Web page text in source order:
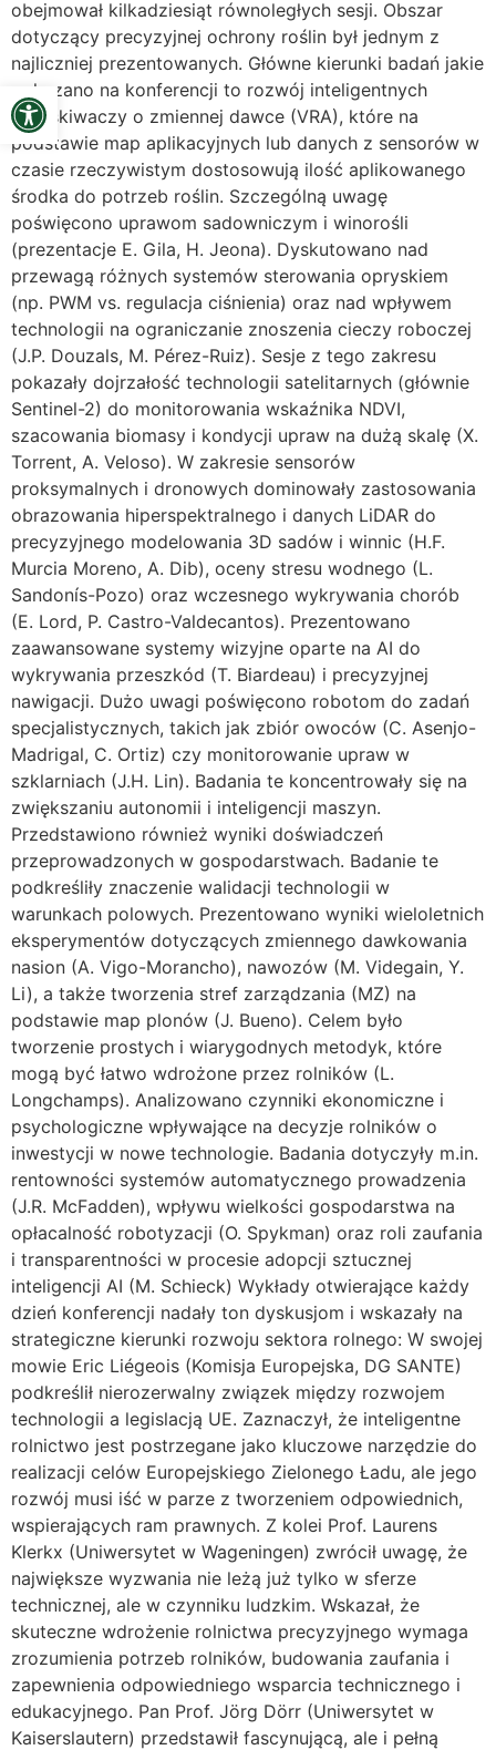
Open toolbar
obejmował kilkadziesiąt równoległych sesji. Obszar
dotyczący precyzyjnej ochrony roślin był jednym z
najliczniej prezentowanych. Główne kierunki badań jakie
pokazano na konferencji to rozwój inteligentnych
opryskiwaczy o zmiennej dawce (VRA), które na
podstawie map aplikacyjnych lub danych z sensorów w
czasie rzeczywistym dostosowują ilość aplikowanego
środka do potrzeb roślin. Szczególną uwagę
poświęcono uprawom sadowniczym i winorośli
(prezentacje E. Gila, H. Jeona). Dyskutowano nad
przewagą różnych systemów sterowania opryskiem
(np. PWM vs. regulacja ciśnienia) oraz nad wpływem
technologii na ograniczanie znoszenia cieczy roboczej
(J.P. Douzals, M. Pérez-Ruiz). Sesje z tego zakresu
pokazały dojrzałość technologii satelitarnych (głównie
Sentinel-2) do monitorowania wskaźnika NDVI,
szacowania biomasy i kondycji upraw na dużą skalę (X.
Torrent, A. Veloso). W zakresie sensorów
proksymalnych i dronowych dominowały zastosowania
obrazowania hiperspektralnego i danych LiDAR do
precyzyjnego modelowania 3D sadów i winnic (H.F.
Murcia Moreno, A. Dib), oceny stresu wodnego (L.
Sandonís-Pozo) oraz wczesnego wykrywania chorób
(E. Lord, P. Castro-Valdecantos). Prezentowano
zaawansowane systemy wizyjne oparte na AI do
wykrywania przeszkód (T. Biardeau) i precyzyjnej
nawigacji. Dużo uwagi poświęcono robotom do zadań
specjalistycznych, takich jak zbiór owoców (C. Asenjo-
Madrigal, C. Ortiz) czy monitorowanie upraw w
szklarniach (J.H. Lin). Badania te koncentrowały się na
zwiększaniu autonomii i inteligencji maszyn.
Przedstawiono również wyniki doświadczeń
przeprowadzonych w gospodarstwach. Badanie te
podkreśliły znaczenie walidacji technologii w
warunkach polowych. Prezentowano wyniki wieloletnich
eksperymentów dotyczących zmiennego dawkowania
nasion (A. Vigo-Morancho), nawozów (M. Videgain, Y.
Li), a także tworzenia stref zarządzania (MZ) na
podstawie map plonów (J. Bueno). Celem było
tworzenie prostych i wiarygodnych metodyk, które
mogą być łatwo wdrożone przez rolników (L.
Longchamps). Analizowano czynniki ekonomiczne i
psychologiczne wpływające na decyzje rolników o
inwestycji w nowe technologie. Badania dotyczyły m.in.
rentowności systemów automatycznego prowadzenia
(J.R. McFadden), wpływu wielkości gospodarstwa na
opłacalność robotyzacji (O. Spykman) oraz roli zaufania
i transparentności w procesie adopcji sztucznej
inteligencji AI (M. Schieck) Wykłady otwierające każdy
dzień konferencji nadały ton dyskusjom i wskazały na
strategiczne kierunki rozwoju sektora rolnego: W swojej
mowie Eric Liégeois (Komisja Europejska, DG SANTE)
podkreślił nierozerwalny związek między rozwojem
technologii a legislacją UE. Zaznaczył, że inteligentne
rolnictwo jest postrzegane jako kluczowe narzędzie do
realizacji celów Europejskiego Zielonego Ładu, ale jego
rozwój musi iść w parze z tworzeniem odpowiednich,
wspierających ram prawnych. Z kolei Prof. Laurens
Klerkx (Uniwersytet w Wageningen) zwrócił uwagę, że
największe wyzwania nie leżą już tylko w sferze
technicznej, ale w czynniku ludzkim. Wskazał, że
skuteczne wdrożenie rolnictwa precyzyjnego wymaga
zrozumienia potrzeb rolników, budowania zaufania i
zapewnienia odpowiedniego wsparcia technicznego i
edukacyjnego. Pan Prof. Jörg Dörr (Uniwersytet w
Kaiserslautern) przedstawił fascynującą, ale i pełną